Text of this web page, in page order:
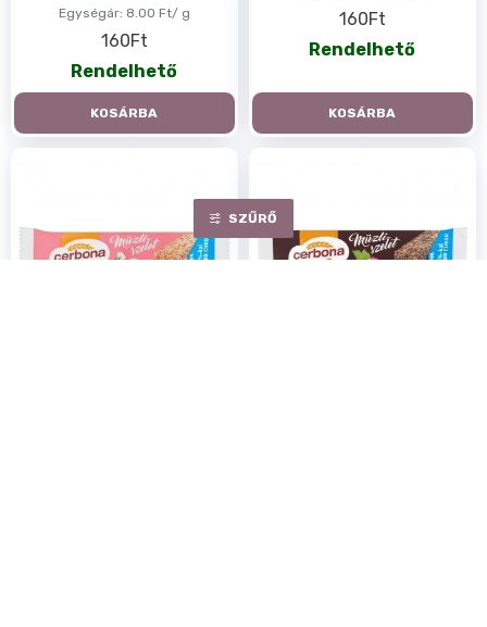
Egységár: 8.00 Ft/ g
160Ft
Rendelhető
KOSÁRBA
160Ft
Rendelhető
KOSÁRBA
SZŰRŐ